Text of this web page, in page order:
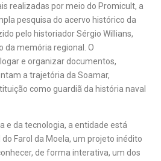
realizadas por meio do Promicult, a
pesquisa do acervo histórico da
pelo historiador Sérgio Willians,
da memória regional. O
e organizar documentos,
a trajetória da Soamar,
como guardiã da história naval
e da tecnologia, a entidade está
Farol da Moela, um projeto inédito
de forma interativa, um dos